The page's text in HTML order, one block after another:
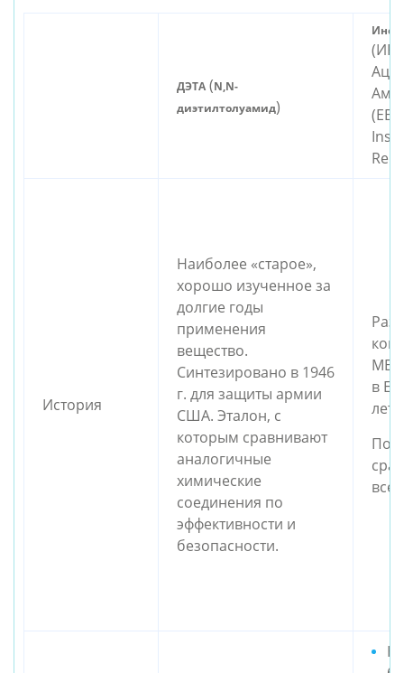
ДЭТА (N,N-
диэтилтолуамид)
История
Наиболее «старое»,
хорошо изученное за
долгие годы
применения
вещество.
Синтезировано в 1946
г. для защиты армии
США. Эталон, с
которым сравнивают
аналогичные
химические
соединения по
эффективности и
безопасности.
в
лет.
По
все